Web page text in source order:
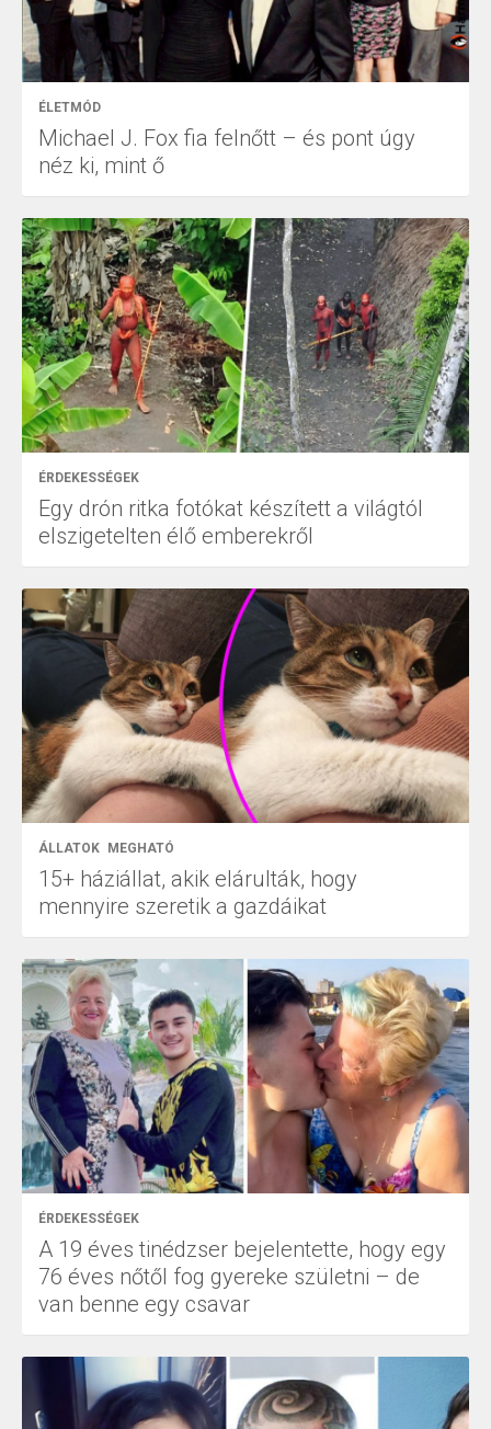
ÉLETMÓD
Michael J. Fox fia felnőtt – és pont úgy
néz ki, mint ő
ÉRDEKESSÉGEK
Egy drón ritka fotókat készített a világtól
elszigetelten élő emberekről
ÁLLATOK MEGHATÓ
15+ háziállat, akik elárulták, hogy
mennyire szeretik a gazdáikat
ÉRDEKESSÉGEK
A 19 éves tinédzser bejelentette, hogy egy
76 éves nőtől fog gyereke születni – de
van benne egy csavar